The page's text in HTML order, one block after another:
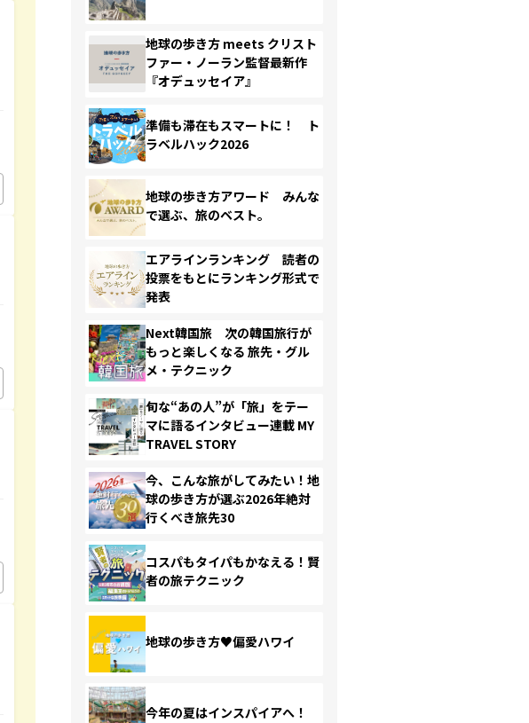
地球の歩き方 meets クリスト
ファー・ノーラン監督最新作
『オデュッセイア』
準備も滞在もスマートに！ ト
ラベルハック2026
地球の歩き方アワード みんな
で選ぶ、旅のベスト。
エアラインランキング 読者の
投票をもとにランキング形式で
発表
Next韓国旅 次の韓国旅行が
もっと楽しくなる 旅先・グル
メ・テクニック
旬な“あの人”が「旅」をテー
マに語るインタビュー連載 MY
TRAVEL STORY
今、こんな旅がしてみたい！地
球の歩き方が選ぶ2026年絶対
行くべき旅先30
コスパもタイパもかなえる！賢
者の旅テクニック
地球の歩き方♥偏愛ハワイ
今年の夏はインスパイアへ！